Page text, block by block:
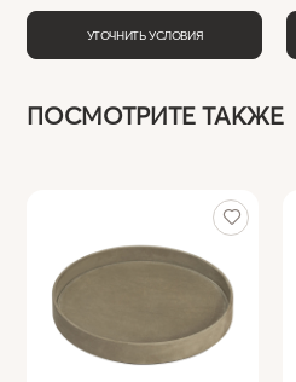
УТОЧНИТЬ УСЛОВИЯ
ПОСМОТРИТЕ ТАКЖЕ